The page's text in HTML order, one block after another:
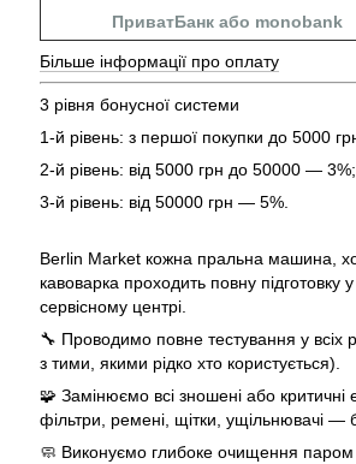
ПриватБанк або monobank
Більше інформації про оплату
3 рівня бонусної системи
1-й рівень: з першої покупки до 5000
2-й рівень: від 5000 грн до 50000 — 3%;
3-й рівень: від 50000 грн — 5%.
Berlin Market кожна пральна машина,
кавоварка проходить повну підготовку
сервісному центрі.
🔧 Проводимо повне тестування у всіх
з тими, якими рідко хто користується).
🧩 Замінюємо всі зношені або критичні
фільтри, ремені, щітки, ущільнювачі —
🧼 Виконуємо глибоке очищення паром